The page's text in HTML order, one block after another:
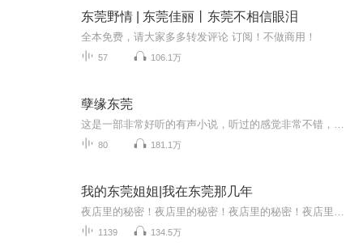
东莞野情 | 东莞佳丽丨东莞不相信眼泪
全本免费，请大家多多转发评论 订阅！不做商用！
57 106.1万
孽缘东莞
80 181.1万
我的东莞姐姐|我在东莞那几年
1139 134.5万